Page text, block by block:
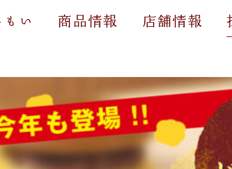
い 商品情報 店舗情報